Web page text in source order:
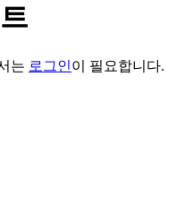
는 로그인이 필요합니다.